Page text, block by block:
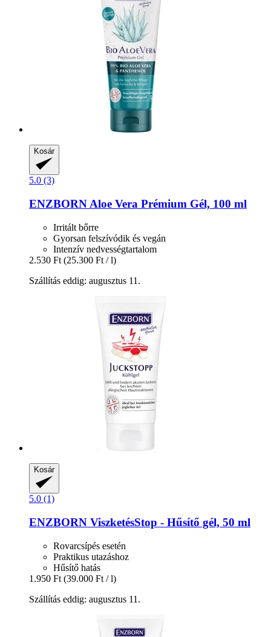
Kosár
5.0 (3)
ENZBORN Aloe Vera Prémium Gél, 100 ml
Irritált bőrre
Gyorsan felszívódik és vegán
Intenzív nedvességtartalom
2.530 Ft (25.300 Ft / l)
Szállítás eddig: augusztus 11.
Kosár
5.0 (1)
ENZBORN ViszketésStop -​ Hűsítő gél, 50 ml
Rovarcsípés esetén
Praktikus utazáshoz
Hűsítő hatás
1.950 Ft (39.000 Ft / l)
Szállítás eddig: augusztus 11.